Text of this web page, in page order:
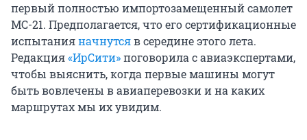
первый полностью импортозамещенный самолет
МС-21. Предполагается, что его сертификационные
испытанияначнутсяв середине этого лета.
Редакция«ИрСити»поговорила с авиаэкспертами,
чтобы выяснить, когда первые машины могут
быть вовлечены в авиаперевозки и на каких
маршрутах мы их увидим.